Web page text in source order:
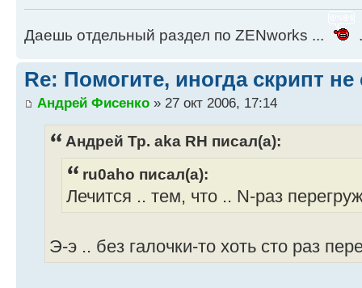
Даешь отдельный раздел по ZENworks ...
Re: Помогите, иногда скрипт
Андрей Фисенко » 27 окт 2006, 17:14
Андрей Тр. aka RH писал(а):
ru0aho писал(а):
Лечится .. тем, что .. N-раз
Э-э .. без галочки-то хоть сто раз